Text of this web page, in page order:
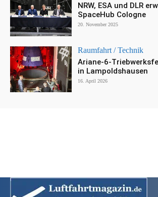
NRW, ESA und DLR
SpaceHub Cologne
20. November 2025
Raumfahrt / Technik
Ariane-6-
in Lampoldshausen
16. April 2026